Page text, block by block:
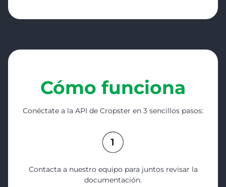
Cómo funciona
Conéctate a la API de Cropster en 3 sencillos pasos:
Contacta a nuestro equipo para juntos revisar la
documentación.